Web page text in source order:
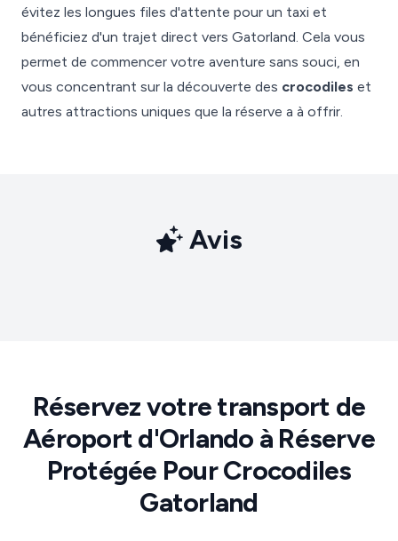
évitez les longues files d'attente pour un taxi et
bénéficiez d'un trajet direct vers Gatorland. Cela vous
permet de commencer votre aventure sans souci, en
vous concentrant sur la découverte des crocodiles et
autres attractions uniques que la réserve a à offrir.
Avis
Réservez votre transport de
Aéroport d'Orlando à Réserve
Protégée Pour Crocodiles
Gatorland